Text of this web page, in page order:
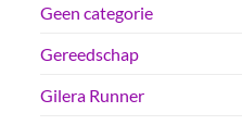
Geen categorie
Gereedschap
Gilera Runner